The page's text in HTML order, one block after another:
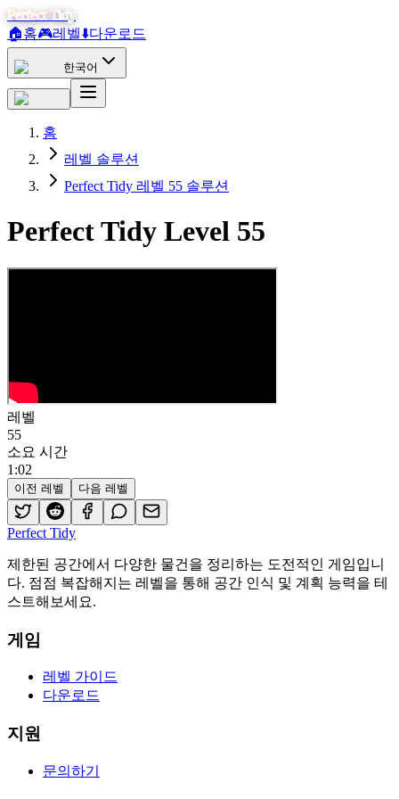
Perfect Tidy
🏠홈🎮레벨⬇️다운로드
한국어
홈
레벨 솔루션
Perfect Tidy 레벨 55 솔루션
Perfect Tidy Level 55
레벨
55
소요 시간
1 :02
이전 레벨 다음 레벨
Perfect Tidy
제한된 공간에서 다양한 물건을 정리하는 도전적인 게임입니
다. 점점 복잡해지는 레벨을 통해 공간 인식 및 계획 능력을 테
스트해보세요.
게임
레벨 가이드
다운로드
지원
문의하기